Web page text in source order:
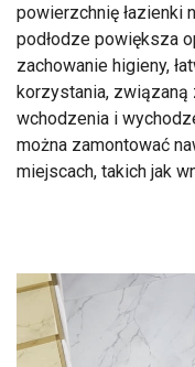
powierzchnię łazienki
podłodze powiększa
zachowanie higieny,
korzystania,
wchodzenia i
można zamontować
miejscach, takich jak